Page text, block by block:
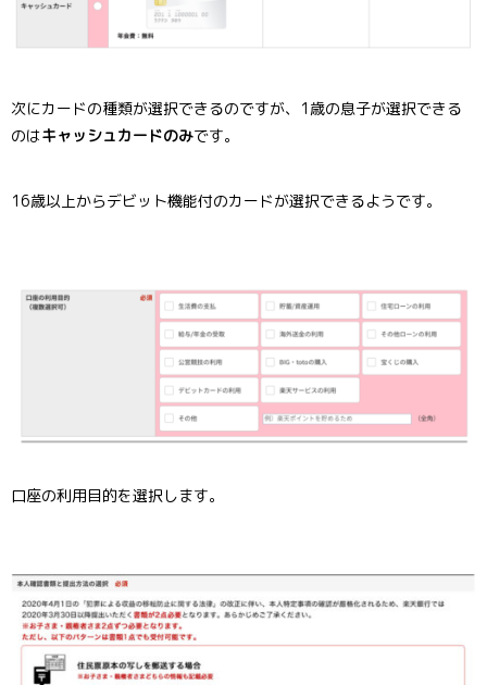
次にカードの種類が選択できるのですが、1歳の息子が選択できる
のはキャッシュカードのみです。
16歳以上からデビット機能付のカードが選択できるようです。
口座の利用目的を選択します。